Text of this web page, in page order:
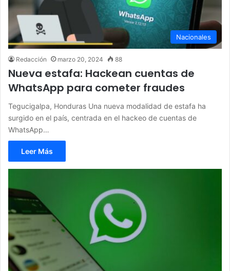
Nacionales
Redacción marzo 20, 2024 88
Nueva estafa: Hackean cuentas de
WhatsApp para cometer fraudes
Tegucigalpa, Honduras Una nueva modalidad de estafa ha
surgido en el país, centrada en el hackeo de cuentas de
WhatsApp…
Leer Más